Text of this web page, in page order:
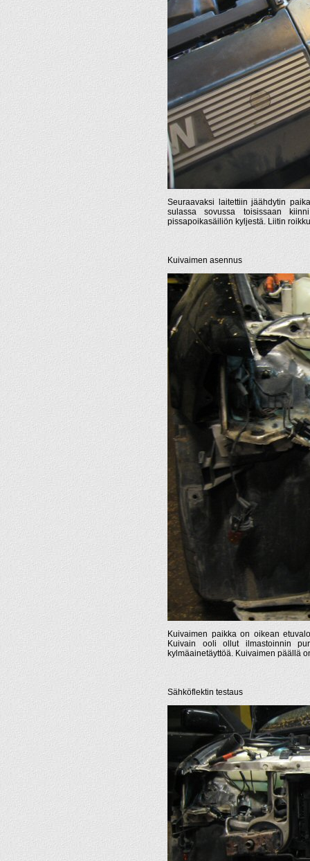
Seuraavaksi laitettiin jäähdytin
sulassa sovussa toisissaan
pissapoikasäiliön kyljestä. Liitin
Kuivaimen asennus
Kuivaimen paikka on oikean
Kuivain ooli ollut ilmastoinnin
kylmäainetäyttöä. Kuivaimen päällä
Sähköflektin testaus